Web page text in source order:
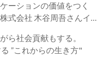
ーションの価値をつく
式会社 木谷周吾さんイン
ら社会貢献もする。
”これからの生き方"